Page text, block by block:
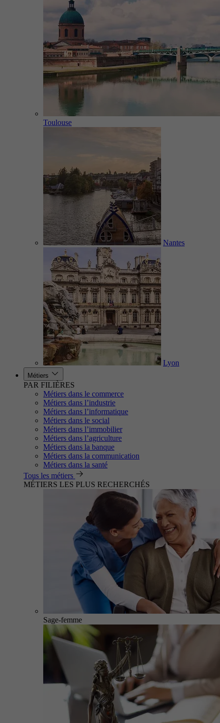
Toulouse
Nantes
Lyon
Métiers
PAR FILIÈRES
Métiers dans le commerce
Métiers dans l’industrie
Métiers dans l’informatique
Métiers dans le social
Métiers dans l’immobilier
Métiers dans l’agriculture
Métiers dans la banque
Métiers dans la communication
Métiers dans la santé
Tous les métiers
MÉTIERS LES PLUS RECHERCHÉS
Sage-femme